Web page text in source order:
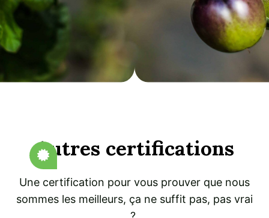
Autres certifications
Une certification pour vous prouver que nous
sommes les meilleurs, ça ne suffit pas, pas vrai